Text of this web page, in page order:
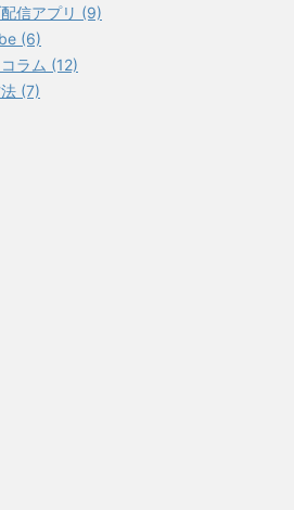
信アプリ (9)
(6)
ラム (12)
(7)